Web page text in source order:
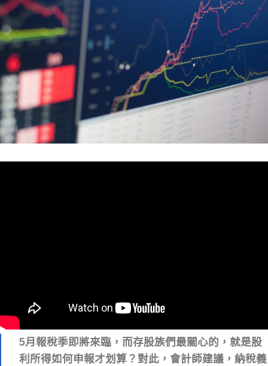
5月報稅季即將來臨，而存股族們最關心的，就是股
利所得如何申報才划算？對此，會計師建議，納稅義